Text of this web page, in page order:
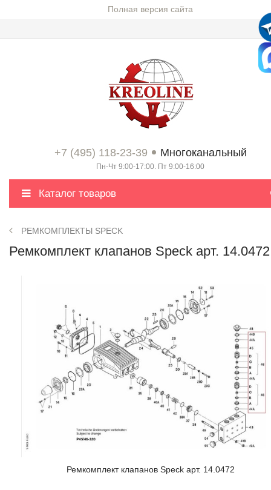
Полная версия сайта
+7 (495) 118-23-39 Многоканальный
Пн-Чт 9:00-17:00. Пт 9:00-16:00
Каталог товаров
РЕМКОМПЛЕКТЫ SPECK
Ремкомплект клапанов Speck арт. 14.0472
Ремкомплект клапанов Speck арт. 14.0472